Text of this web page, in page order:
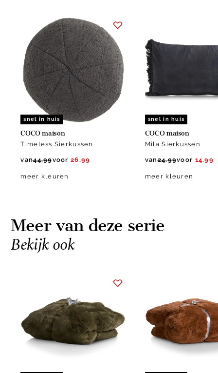
snel in huis
COCO maison
Timeless Sierkussen
van44.99voor 26.99
meer kleuren
snel in huis
COCO maison
Mila Sierkussen
van24.99voor 14.99
meer kleuren
Meer van deze serie
Bekijk ook